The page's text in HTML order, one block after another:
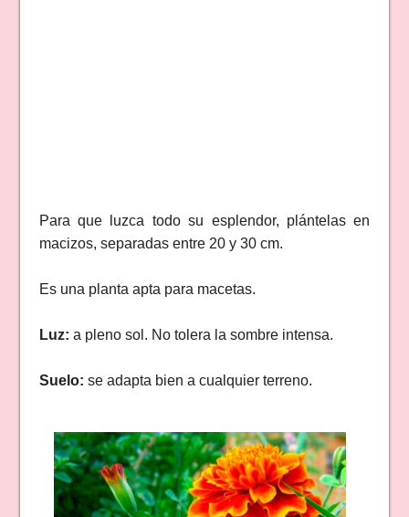
Para que luzca todo su esplendor, plántelas en
macizos, separadas entre 20 y 30 cm.
Es una planta apta para macetas.
Luz: a pleno sol. No tolera la sombre intensa.
Suelo: se adapta bien a cualquier terreno.